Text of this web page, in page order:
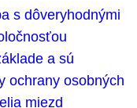
s dôveryhodnými
a sú
ochrany osobných
miezd